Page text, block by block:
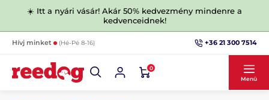
☀️ Itt a nyári vásár! Akár 50% kedvezmény mindenre a
kedvenceidnek!
Hívj minket (Hé-Pé 8-16) +36 21 300 7514
0
Menü